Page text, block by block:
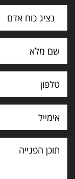
נציג כוח אדם
תוכן
הפנייה